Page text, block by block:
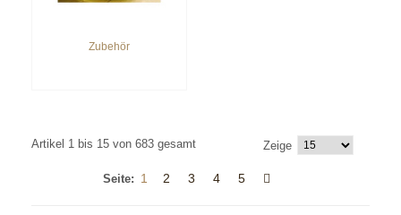
Zubehör
Artikel 1 bis 15 von 683 gesamt Zeige
Seite: 1 2 3 4 5